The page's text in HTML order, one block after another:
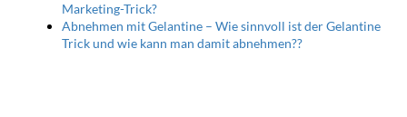
Marketing-Trick?
Abnehmen mit Gelantine – Wie sinnvoll ist der Gelantine
Trick und wie kann man damit abnehmen??